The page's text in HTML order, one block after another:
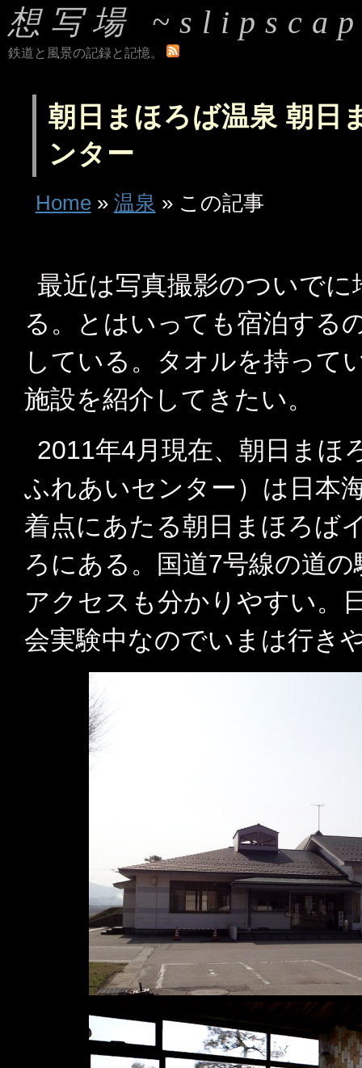
想写場
鉄道と風景の記録と記憶。
朝日まほろば温泉 朝日
ンター
Home» 温泉 » この記事
最近は写真撮影のついで
る。とはいっても宿泊する
している。タオルを持って
施設を紹介してきたい。
2011年4月現在、朝日まほ
ふれあいセンター）は日本
着点にあたる朝日まほろば
ろにある。国道7号線の道
アクセスも分かりやすい。
会実験中なのでいまは行き